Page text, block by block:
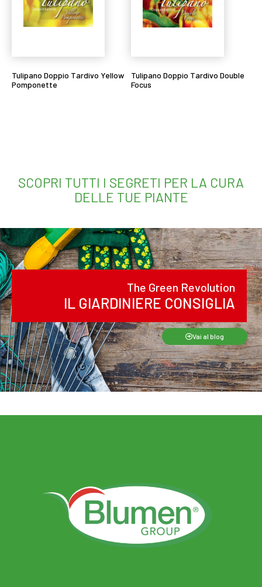
Tulipano Doppio Tardivo Yellow
Pomponette
Tulipano Doppio Tardivo Double
Focus
SCOPRI TUTTI I SEGRETI PER LA CURA
DELLE TUE PIANTE
The Green Revolution
IL GIARDINIERE CONSIGLIA
Vai al blog